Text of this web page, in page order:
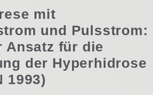
mit
und Pulsstrom:
Ansatz für die
der Hyperhidrose
1993)